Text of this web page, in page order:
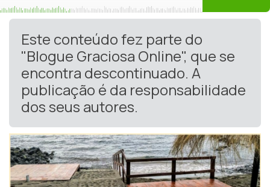
Este conteúdo fez parte do
"Blogue Graciosa Online", que se
encontra descontinuado. A
publicação é da responsabilidade
dos seus autores.